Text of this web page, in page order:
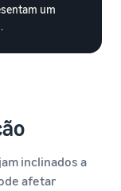
um
inclinados a
afetar